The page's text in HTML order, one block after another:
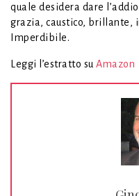
quale desidera dare
grazia, caustico, brillante,
Imperdibile.
Leggi l’estratto su Amazon